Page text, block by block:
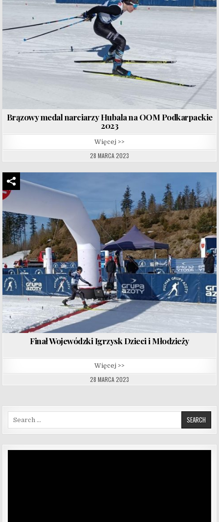
Brązowy medal narciarzy Hubala na OOM Podkarpackie
2023
Więcej >>
28 MARCA 2023
Finał Wojewódzki Igrzysk Dzieci i Młodzieży
Więcej >>
28 MARCA 2023